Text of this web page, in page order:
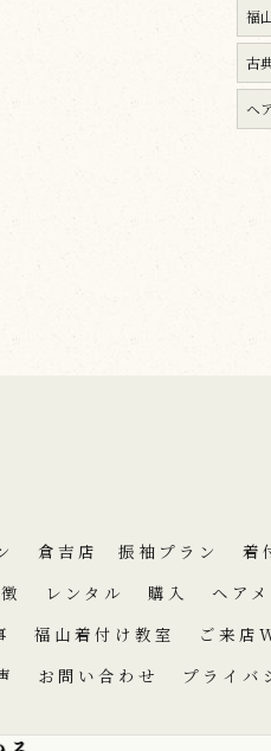
福
古
ヘ
倉吉店 振袖プラン 着
レンタル 購入 ヘア
福山着付け教室 ご来店
お問い合わせ プライバ